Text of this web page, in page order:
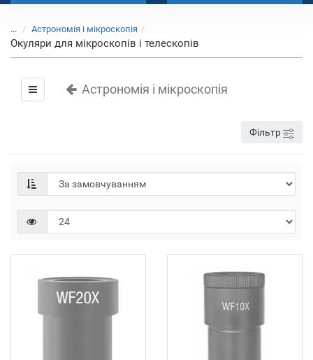
... Астрономія і мікроскопія
Окуляри для мікроскопів і телескопів
Астрономія і мікроскопія
Фільтр